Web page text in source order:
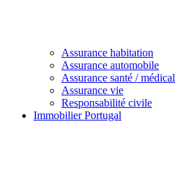
Assurance habitation
Assurance automobile
Assurance santé / médical
Assurance vie
Responsabilité civile
Immobilier Portugal